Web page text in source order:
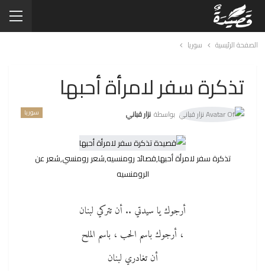
الصفحة الرئيسية سوريا
تذكرة سفر لامرأة أحبها
سوريا بواسطة نزار قباني
تذكرة سفر لامرأة أحبها,قصائد رومنسيه,شعر رومنسي,شعر عن
الرومنسيه
أرجوك يا سيدتي .. أن تتركي لبنان
، أرجوك باسم الحب ، باسم الملح
أن تغادري لبنان